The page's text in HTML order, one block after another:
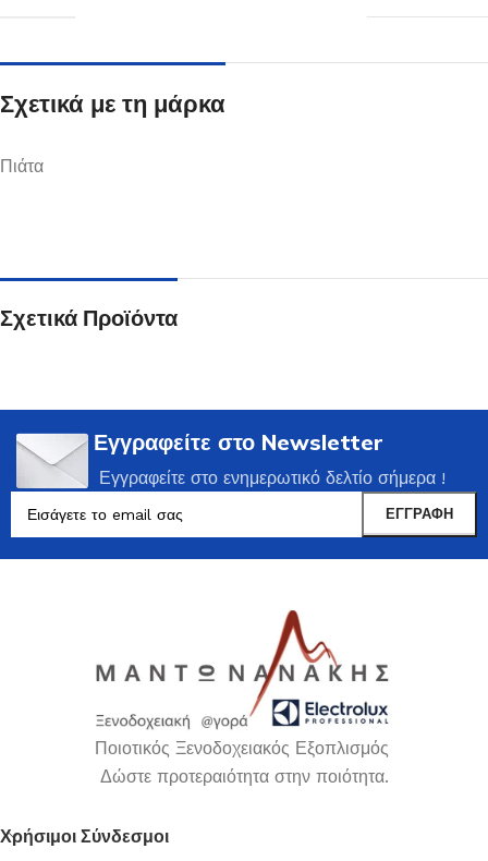
Σχετικά με τη μάρκα
Πιάτα
Σχετικά Προϊόντα
Εγγραφείτε στο Newsletter
Εγγραφείτε στο ενημερωτικό δελτίο σήμερα !
Ποιοτικός Ξενοδοχειακός Εξοπλισμός
Δώστε προτεραιότητα στην ποιότητα.
Χρήσιμοι Σύνδεσμοι